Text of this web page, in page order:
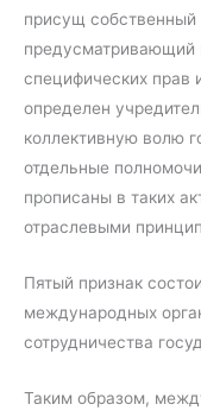
присущ собственный
предусматривающий
специфических прав
определен
коллективную волю
отдельные
прописаны в таких
отраслевыми
Пятый признак
международных
сотрудничества
Таким образом,